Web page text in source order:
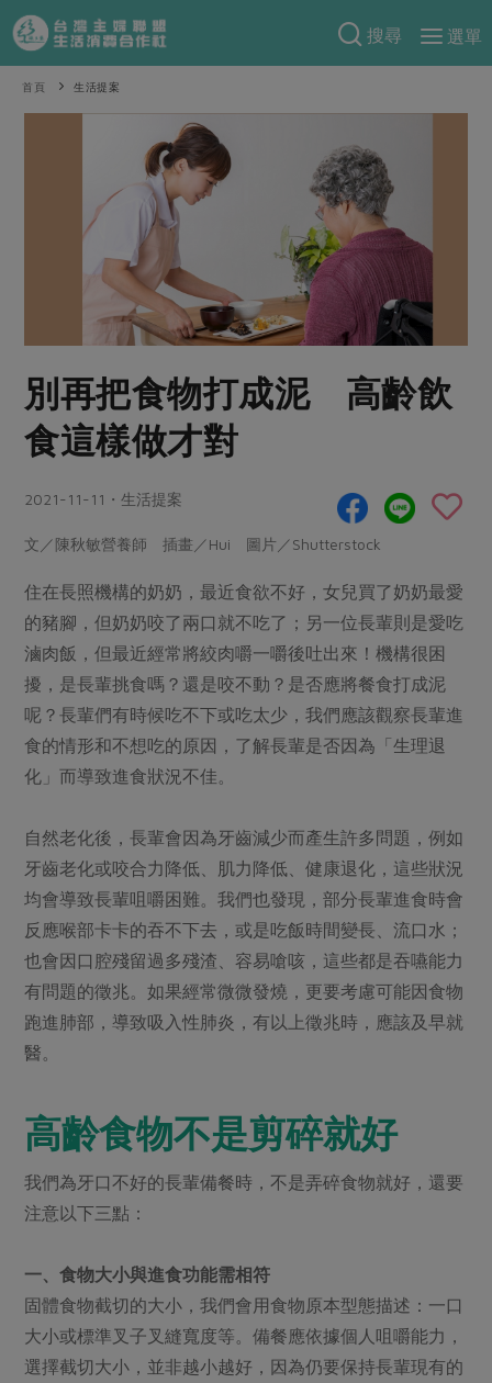
搜尋
選單
產品分類
奶蛋豆・五穀
蛋 乳製品
豆製品 米麵雜糧
肉品・水產
畜產肉類
水畜加工品
調理食材・點心
調味醬料/南北貨 烘焙
休閒零嘴 沖泡飲品
保健食品
居家好物
美妝保養 個人清潔
家庭清潔 織品
日用品 圖書禮品
防災用品
最新產品
優惠專區
素食專區
海鮮
常備菜
蔬食
蛋料理
料理方式
醬料
湯品．鍋物
漬物
涼拌沙拉
飲品
主題食譜
異國料理
年菜食譜
養身食補
節慶大餐
預購活動
把最好的台灣味帶回家！
防災用品預購圓滿結束
更多預購活動
合作25-精選產品第四彈
合作25-精選產品第三彈
更多當季產品
議題活動
主婦聯盟X樂齡網特約優惠案
2024農業發展計畫年度報告
更多議題活動
綠主張
主婦食堂 一籃菜真心話
社內大小事 合作聯合國
產品故事
樂齡生活
廚房瑜伽
減硝酸鹽 惜食
非基改運動 支持本土農糧
廢核運動 能源議題
減添加物 減塑減廢
生活者e週報
典藏閱覽室
關於合作社
關於我們
合作社組織
產品檢驗
自主把關
檢驗報告
硝酸鹽檢驗
社員權益
合作社法規
社務專區
選舉專區
媒體報導
下載專區
社務會議 地區活動
活動報下載
首頁 生活提案
別再把食物打成泥 高齡飲
食這樣做才對
2021-11-11・生活提案
文／陳秋敏營養師 插畫／Hui 圖片／Shutterstock
住在長照機構的奶奶，最近食欲不好，女兒買了奶奶最愛
的豬腳，但奶奶咬了兩口就不吃了；另一位長輩則是愛吃
滷肉飯，但最近經常將絞肉嚼一嚼後吐出來！機構很困
擾，是長輩挑食嗎？還是咬不動？是否應將餐食打成泥
呢？長輩們有時候吃不下或吃太少，我們應該觀察長輩進
食的情形和不想吃的原因，了解長輩是否因為「生理退
化」而導致進食狀況不佳。
自然老化後，長輩會因為牙齒減少而產生許多問題，例如
牙齒老化或咬合力降低、肌力降低、健康退化，這些狀況
均會導致長輩咀嚼困難。我們也發現，部分長輩進食時會
反應喉部卡卡的吞不下去，或是吃飯時間變長、流口水；
也會因口腔殘留過多殘渣、容易嗆咳，這些都是吞嚥能力
有問題的徵兆。如果經常微微發燒，更要考慮可能因食物
跑進肺部，導致吸入性肺炎，有以上徵兆時，應該及早就
醫。
高齡食物不是剪碎就好
我們為牙口不好的長輩備餐時，不是弄碎食物就好，還要
注意以下三點：
一、食物大小與進食功能需相符
固體食物截切的大小，我們會用食物原本型態描述：一口
大小或標準叉子叉縫寬度等。備餐應依據個人咀嚼能力，
選擇截切大小，並非越小越好，因為仍要保持長輩現有的